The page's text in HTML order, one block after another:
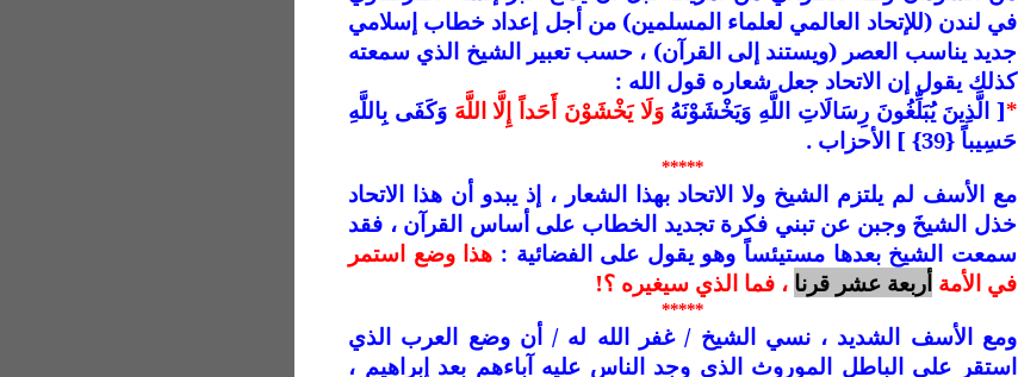
في لندن (للإتحاد العالمي لعلماء المسلمين) من أجل إعداد خطاب إسلامي
جديد يناسب العصر (ويستند إلى القرآن) ، حسب تعبير الشيخ الذي سمعته
كذلك يقول إن الاتحاد جعل شعاره قول الله :
*[ الَّذِينَ يُبَلِّغُونَ رِسَالَاتِ اللَّهِ وَيَخْشَوْنَهُوَلَا يَخْشَوْنَ أَحَداً إِلَّا اللَّهَ وَكَفَى بِاللَّهِ
حَسِيباً {39} ] الأحزاب .
*****
مع الأسف لم يلتزم الشيخ ولا الاتحاد بهذا الشعار ، إذ يبدو أن هذا الاتحاد
خذل الشيخَ وجبن عن تبني فكرة تجديد الخطاب على أساس القرآن ، فقد
سمعت الشيخ بعدها مستيئساً وهو يقول على الفضائية : هذا وضع استمر
في الأمة أربعة عشر قرنا ، فما الذي سيغيره ؟!
*****
ومع الأسف الشديد ، نسي الشيخ / غفر الله له / أن وضع العرب الذي
استقر على الباطل الموروث الذي وجد الناس عليه آباءهم بعد إبراهيم ،